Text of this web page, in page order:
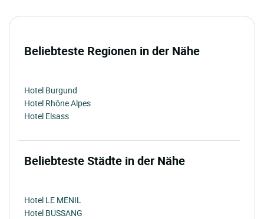
Beliebteste Regionen in der Nähe
Hotel Burgund
Hotel Rhône Alpes
Hotel Elsass
Beliebteste Städte in der Nähe
Hotel LE MENIL
Hotel BUSSANG